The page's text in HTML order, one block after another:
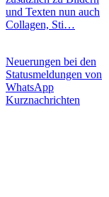
und Texten nun auch
Collagen, Sti…
Neuerungen bei den
Statusmeldungen von
WhatsApp
Kurznachrichten